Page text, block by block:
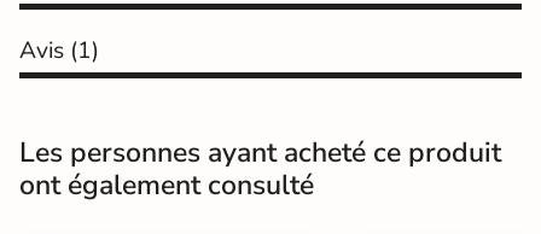
destination
Salle de bains / WC
Bureau / Commerce
Avis (1)
Les personnes ayant acheté ce produit
ont également consulté